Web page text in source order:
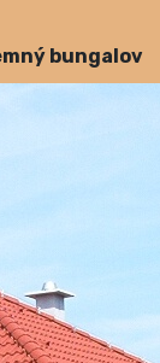
bungalov